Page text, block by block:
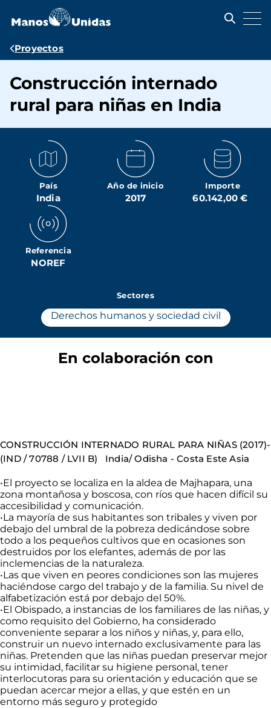
contenido
Ruta
navegación
Proyectos
Construcción internado
rural para niñas en India
País
India
Año de inicio
2017
Importe
60.142,00 €
Referencia
NOREF
Sectores
Derechos humanos y sociedad civil
En colaboración con
CONSTRUCCIÓN INTERNADO RURAL PARA NIÑAS (2017)-
(IND/ 70788 / LVII B) India/Odisha - Costa Este Asia
•El proyecto se localiza en la aldea de Majhapara, una
zona montañosa y boscosa, con ríos que hacen difícil su
accesibilidad y comunicación.
•La mayoría de sus habitantes son tribales y viven por
debajo del umbral de la pobreza dedicándose sobre
todo a los pequeños cultivos que en ocasiones son
destruidos por los elefantes, además de por las
inclemencias de la naturaleza.
•Las que viven en peores condiciones son las mujeres
haciéndose cargo del trabajo y de la familia. Su nivel de
alfabetización está por debajo del 50%.
•El Obispado, a instancias de los familiares de las niñas, y
como requisito del Gobierno, ha considerado
conveniente separar a los niños y niñas, y, para ello,
construir un nuevo internado exclusivamente para las
niñas. Pretenden que las niñas puedan preservar mejor
su intimidad, facilitar su higiene personal, tener
interlocutoras para su orientación y educación que se
puedan acercar mejor a ellas, y que estén en un
entorno más seguro y protegido